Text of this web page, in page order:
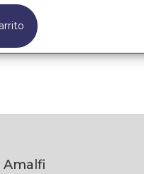
Amalfi